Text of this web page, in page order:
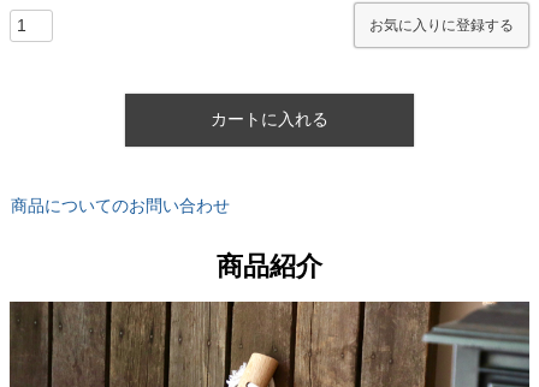
お気に入りに登録する
カートに入れる
商品についてのお問い合わせ
商品紹介